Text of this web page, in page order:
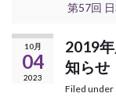
第57回
10月
04
2023
2019
知らせ
Filed under